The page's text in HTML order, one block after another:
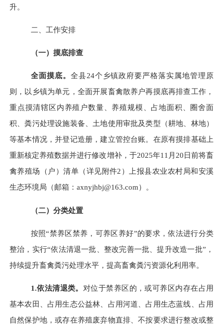
升。
二、工作安排
（一）摸底排查
全面摸底。 全县24个 乡镇政府要严格落实属地管理原
则， 以乡镇为单元， 全面开展畜禽散养户再摸底再排查工作，
重点摸清辖区内养殖户数量、养殖规模、占地面积、圈舍面
积、粪污处理设施装备、土地使用审批及类型（耕地、林地）
等基本情况，并登记造册，建立管控台账。在原有摸排基础上
重新核定养殖数据并进行修改增补，于2025年11 月 20日前将畜
禽养殖场（户）清单 （详见附件2 ）上报县农业农村局和安溪
生态环境局 （邮箱： axnyjhbj@163.com） 。
（二）分类处置
按照“禁养区禁养，可养区养好”的要求，依法进行分类
整治，实行“依法清退一批、整改完善一批、提升改造一批”，
持续提升畜禽粪污处理水平，提高畜禽粪污资源化利用率。
1.依法清退类。 对位于禁养区的，或可养区内存在占用
基本农田、占用生态公益林、占用河道、占用生态蓝线、占用
自然保护地，或存在养殖废弃物直排、不按要求进行整改或整